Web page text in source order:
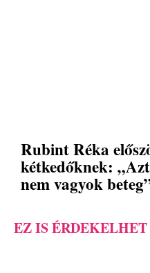
Rubint Réka
kétkedőknek:
nem vagyok
EZ IS ÉRDEKELHET